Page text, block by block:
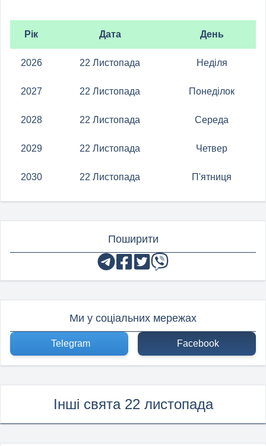
Рік Дата День
2026 22 Листопада Неділя
2027 22 Листопада Понеділок
2028 22 Листопада Середа
2029 22 Листопада Четвер
2030 22 Листопада П'ятниця
Поширити
Ми у соціальних мережах
Telegram Facebook
Інші свята 22 листопада